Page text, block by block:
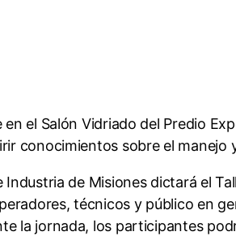
el Salón Vidriado del Predio
conocimientos sobre el manejo
de Misiones dictará el
técnicos y público en
la jornada, los participantes